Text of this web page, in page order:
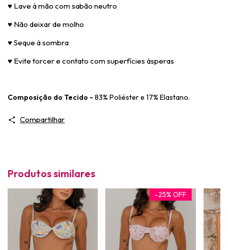
♥ Lave à mão com sabão neutro
♥ Não deixar de molho
♥Seque à sombra
♥ Evite torcer e contato com superfícies ásperas
Composição do Tecido - 83% Poliéster e 17% Elastano.
Compartilhar
Produtos similares
-25% OFF